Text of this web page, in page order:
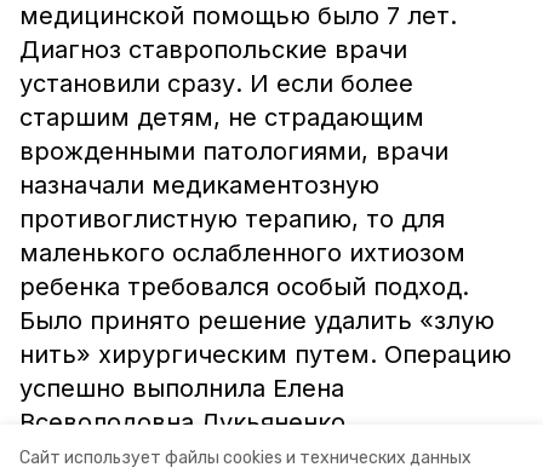
Сайт использует файлы cookies и технических данных
медицинской помощью было 7 лет.
Диагноз ставропольские врачи
установили сразу. И если более
старшим детям, не страдающим
врожденными патологиями, врачи
назначали медикаментозную
противоглистную терапию, то для
маленького ослабленного ихтиозом
ребенка требовался особый подход.
Было принято решение удалить «злую
нить» хирургическим путем. Операцию
успешно выполнила Елена
Всеволодовна Лукьяненко.